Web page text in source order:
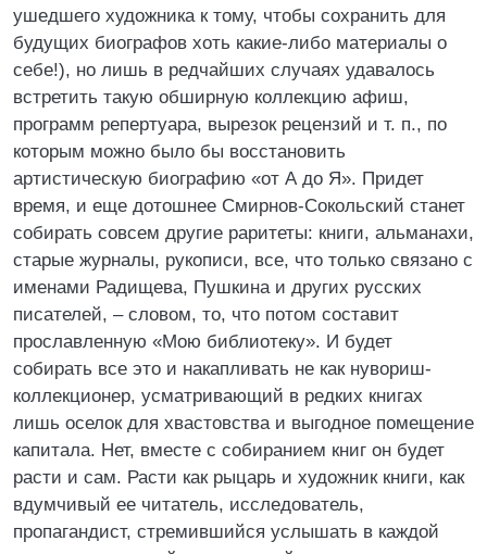
ушедшего художника к тому, чтобы сохранить для
будущих биографов хоть какие-либо материалы о
себе!), но лишь в редчайших случаях удавалось
встретить такую обширную коллекцию афиш,
программ репертуара, вырезок рецензий и т. п., по
которым можно было бы восстановить
артистическую биографию «от А до Я». Придет
время, и еще дотошнее Смирнов-Сокольский станет
собирать совсем другие раритеты: книги, альманахи,
старые журналы, рукописи, все, что только связано с
именами Радищева, Пушкина и других русских
писателей, – словом, то, что потом составит
прославленную «Мою библиотеку». И будет
собирать все это и накапливать не как нувориш-
коллекционер, усматривающий в редких книгах
лишь оселок для хвастовства и выгодное помещение
капитала. Нет, вместе с собиранием книг он будет
расти и сам. Расти как рыцарь и художник книги, как
вдумчивый ее читатель, исследователь,
пропагандист, стремившийся услышать в каждой